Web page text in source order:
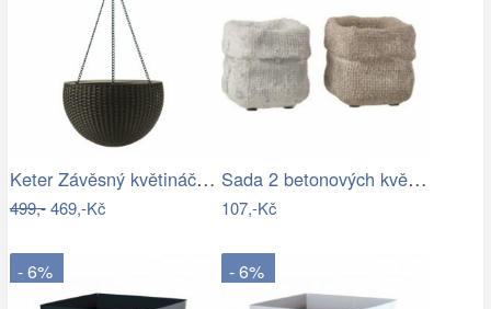
Keter Závěsný květináč Sphere antracit,…
499,-469,-Kč
Sada 2 betonových květináčů Ciment – 8*…
107,-Kč
- 6% - 6%